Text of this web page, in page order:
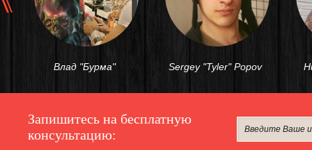
Влад "Бурма" Sergey "Tyler" Popov
Запишитесь на бесплатную
консультацию:
не